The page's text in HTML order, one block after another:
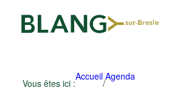
Vous êtes ici :
Accueil
/
Agenda